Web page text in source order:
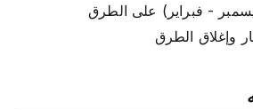
- فبراير) على الطرق
وإغلاق الطرق